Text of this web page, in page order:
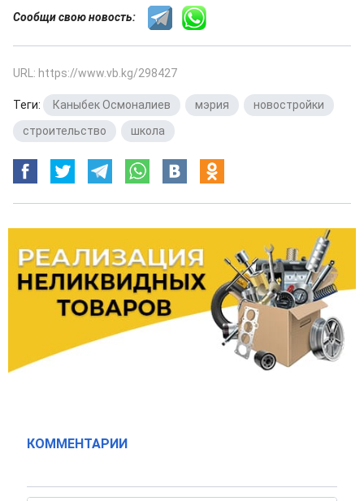
Сообщи свою новость:
URL: https://www.vb.kg/298427
Теги: Каныбек Осмоналиев мэрия новостройки
строительство
школа
КОММЕНТАРИИ